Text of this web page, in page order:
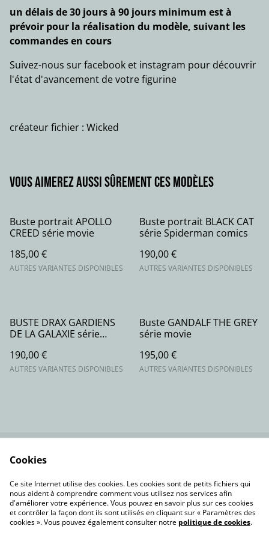
un délais de 30 jours à 90 jours minimum est à
prévoir pour la réalisation du modèle, suivant les
commandes en cours
Suivez-nous sur facebook et instagram pour découvrir
l'état d'avancement de votre figurine
créateur fichier : Wicked
Vous aimerez aussi sûrement ces modèles
Buste portrait APOLLO
CREED série movie
185,00 €
AUTRES VARIANTES DISPONIBLES
Buste portrait BLACK CAT
série Spiderman comics
190,00 €
AUTRES VARIANTES DISPONIBLES
BUSTE DRAX GARDIENS
DE LA GALAXIE série
190,00 €
AUTRES VARIANTES DISPONIBLES
Buste GANDALF THE GREY
série movie
195,00 €
AUTRES VARIANTES DISPONIBLES
Politique de
confidentialité
Politique de cookies
Cookies
Ce site Internet utilise des cookies. Les cookies sont de petits fichiers qui
nous aident à comprendre comment vous utilisez nos services afin
d'améliorer votre expérience. Vous pouvez en savoir plus sur ces cookies
et contrôler la façon dont ils sont utilisés en cliquant sur « Paramètres des
cookies ». Vous pouvez également consulter notre politique de cookies.